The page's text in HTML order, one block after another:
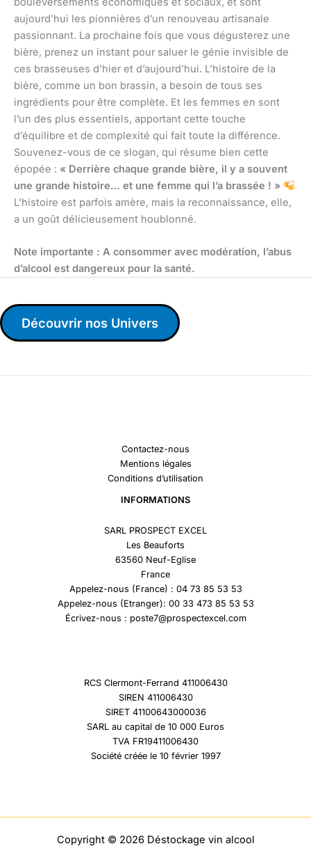
aujourd’hui les pionnières d’un renouveau artisanale
passionnant. La prochaine fois que vous dégusterez une
bière, prenez un instant pour saluer le génie invisible de
ces brasseuses d’hier et d’aujourd’hui. L’histoire de la
bière, comme un bon brassin, a besoin de tous ses
ingrédients pour être complète. Et les femmes en sont
l’un des plus essentiels, apportant cette touche
d’équilibre et de complexité qui fait toute la différence.
Souvenez-vous de ce slogan, qui résume bien cette
épopée : « Derrière chaque grande bière, il y a souvent
une grande histoire… et une femme qui l’a brassée ! »
L’histoire est parfois amère, mais la reconnaissance, elle,
a un goût délicieusement houblonné.
Note importante : A consommer avec modération, l’abus
d’alcool est dangereux pour la santé.
Découvrir nos Univers
Contactez-nous
Mentions légales
Conditions d’utilisation
INFORMATIONS
SARL PROSPECT EXCEL
Les Beauforts
63560 Neuf-Eglise
France
Appelez-nous (France) : 04 73 85 53 53
Appelez-nous (Etranger): 00 33 473 85 53 53
Écrivez-nous : poste7@prospectexcel.com
RCS Clermont-Ferrand 411006430
SIREN 411006430
SIRET 41100643000036
SARL au capital de 10 000 Euros
TVA FR19411006430
Société créée le 10 février 1997
Copyright © 2026 Déstockage vin alcool